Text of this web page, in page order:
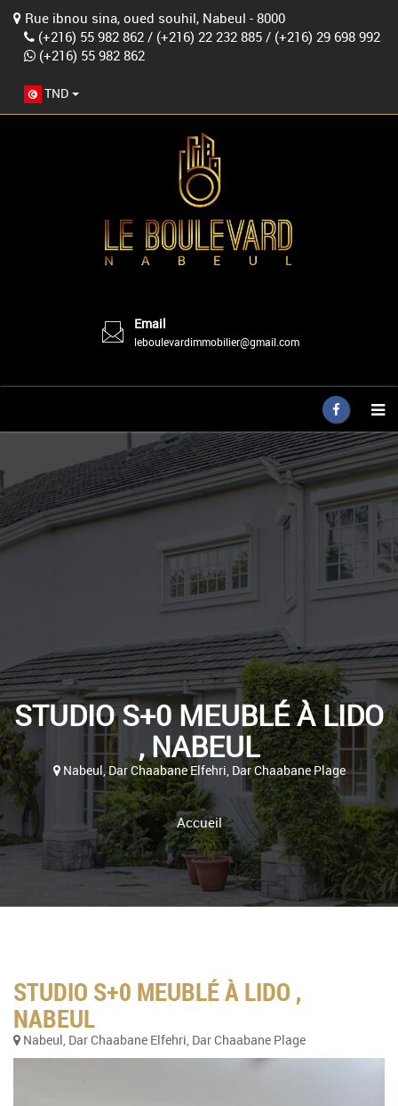
Rue ibnou sina, oued souhil, Nabeul - 8000
(+216) 55 982 862 / (+216) 22 232 885 / (+216) 29 698 992
(+216) 55 982 862
TND
Email
leboulevardimmobilier@gmail.com
STUDIO S+0 MEUBLÉ À LIDO
, NABEUL
Nabeul, Dar Chaabane Elfehri, Dar Chaabane Plage
Accueil
STUDIO S+0 MEUBLÉ À LIDO ,
NABEUL
Nabeul, Dar Chaabane Elfehri, Dar Chaabane Plage